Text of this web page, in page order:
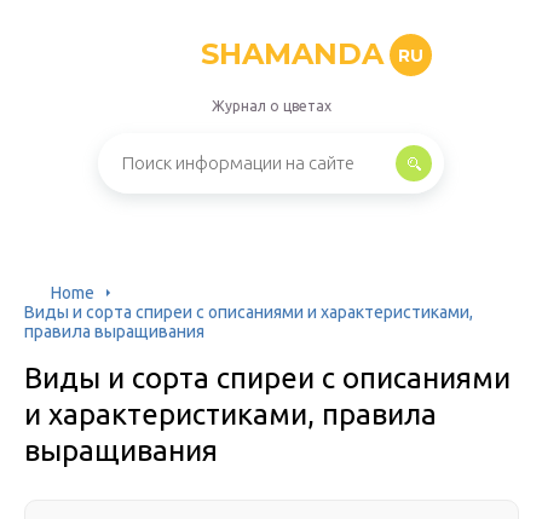
SHAMANDA RU
Журнал о цветах
Home
Виды и сорта спиреи с описаниями и характеристиками,
правила выращивания
Виды и сорта спиреи с описаниями
и характеристиками, правила
выращивания